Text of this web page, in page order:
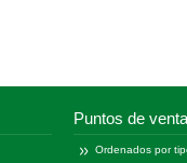
Puntos de venta
Ordenados por